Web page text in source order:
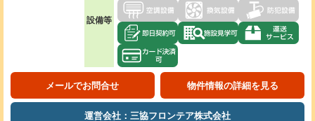
設備等
メールでお問合せ 物件情報の詳細を見る
運営会社：三協フロンテア株式会社